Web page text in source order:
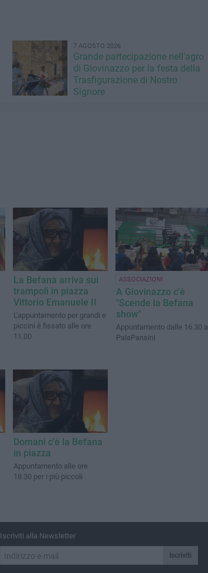
7 AGOSTO 2026
Grande partecipazione nell'agro
di Giovinazzo per la festa della
Trasfigurazione di Nostro
Signore
La Befana arriva sui
trampoli in piazza
Vittorio Emanuele II
L'appuntamento per grandi e
piccini è fissato alle ore
11.00
ASSOCIAZIONI
A Giovinazzo c'è
"Scende la Befana
show"
Appuntamento dalle 16.30 al
PalaPansini
Domani c'è la Befana
in piazza
Appuntamento alle ore
18.30 per i più piccoli
Iscriviti alla Newsletter
Iscriviti